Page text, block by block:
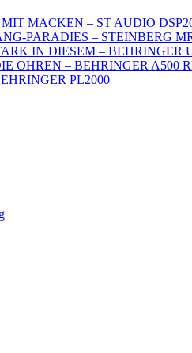
MACKEN – ST AUDIO
PARADIES – STEINBERG
IN DIESEM –
OHREN – BEHRINGER A500
PL2000